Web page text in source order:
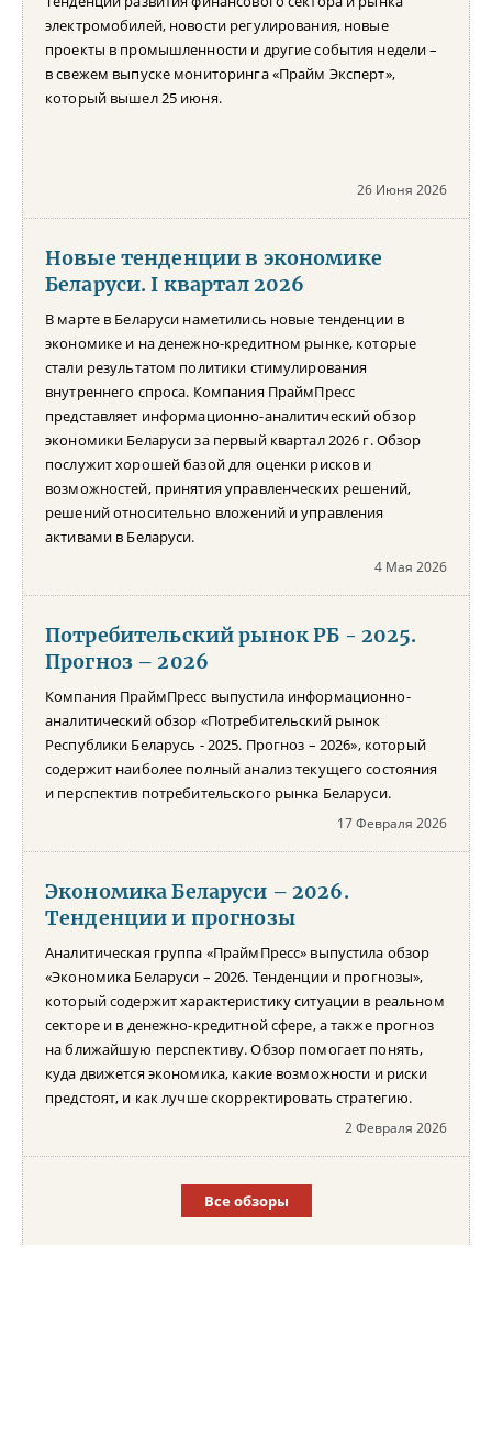
электромобилей, новости регулирования, новые
проекты в промышленности и другие события недели –
в свежем выпуске мониторинга «Прайм Эксперт»,
который вышел 25 июня.
26 Июня 2026
Новые тенденции в экономике
Беларуси. I квартал 2026
В марте в Беларуси наметились новые тенденции в
экономике и на денежно-кредитном рынке, которые
стали результатом политики стимулирования
внутреннего спроса. Компания ПраймПресс
представляет информационно-аналитический обзор
экономики Беларуси за первый квартал 2026 г. Обзор
послужит хорошей базой для оценки рисков и
возможностей, принятия управленческих решений,
решений относительно вложений и управления
активами в Беларуси.
4 Мая 2026
Потребительский рынок РБ - 2025.
Прогноз – 2026
Компания ПраймПресс выпустила информационно-
аналитический обзор «Потребительский рынок
Республики Беларусь - 2025. Прогноз – 2026», который
содержит наиболее полный анализ текущего состояния
и перспектив потребительского рынка Беларуси.
17 Февраля 2026
Экономика Беларуси – 2026.
Тенденции и прогнозы
Аналитическая группа «ПраймПресс» выпустила обзор
«Экономика Беларуси – 2026. Тенденции и прогнозы»,
который содержит характеристику ситуации в реальном
секторе и в денежно-кредитной сфере, а также прогноз
на ближайшую перспективу. Обзор помогает понять,
куда движется экономика, какие возможности и риски
предстоят, и как лучше скорректировать стратегию.
2 Февраля 2026
Все обзоры